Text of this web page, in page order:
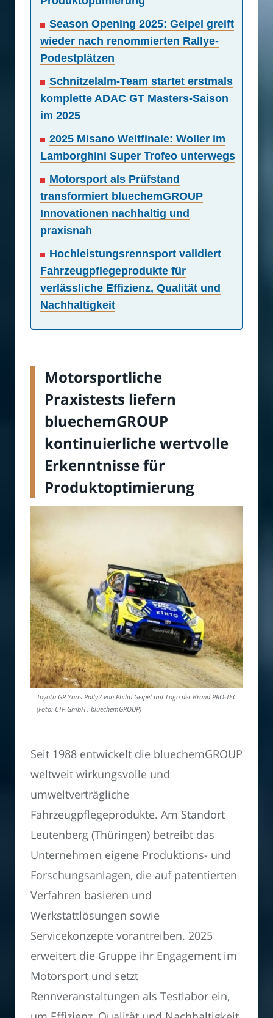
Season Opening 2025: Geipel greift
wieder nach renommierten Rallye-
Podestplätzen
Schnitzelalm-Team startet erstmals
komplette ADAC GT Masters-Saison
im 2025
2025 Misano Weltfinale: Woller im
Lamborghini Super Trofeo unterwegs
Motorsport als Prüfstand
transformiert bluechemGROUP
Innovationen nachhaltig und
praxisnah
Hochleistungsrennsport validiert
Fahrzeugpflegeprodukte für
verlässliche Effizienz, Qualität und
Nachhaltigkeit
Motorsportliche
Praxistests liefern
bluechemGROUP
kontinuierliche wertvolle
Erkenntnisse für
Produktoptimierung
Toyota GR Yaris Rally2 von Philip Geipel mit Logo der Brand PRO-TEC
(Foto: CTP GmbH . bluechemGROUP)
Seit 1988 entwickelt die bluechemGROUP
weltweit wirkungsvolle und
umweltverträgliche
Fahrzeugpflegeprodukte. Am Standort
Leutenberg (Thüringen) betreibt das
Unternehmen eigene Produktions- und
Forschungsanlagen, die auf patentierten
Verfahren basieren und
Werkstattlösungen sowie
Servicekonzepte vorantreiben. 2025
erweitert die Gruppe ihr Engagement im
Motorsport und setzt
Rennveranstaltungen als Testlabor ein,